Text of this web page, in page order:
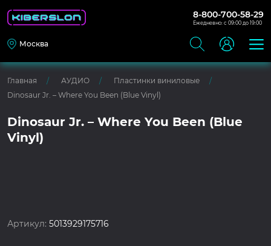
8-800-700-58-29
Ежедневно: с 09:00 до 19:00
Москва
Главная АУДИО
Пластинки виниловые
Dinosaur Jr. – Where You Been (Blue Vinyl)
Dinosaur Jr. – Where You Been (Blue
Vinyl)
Артикул:5013929175716